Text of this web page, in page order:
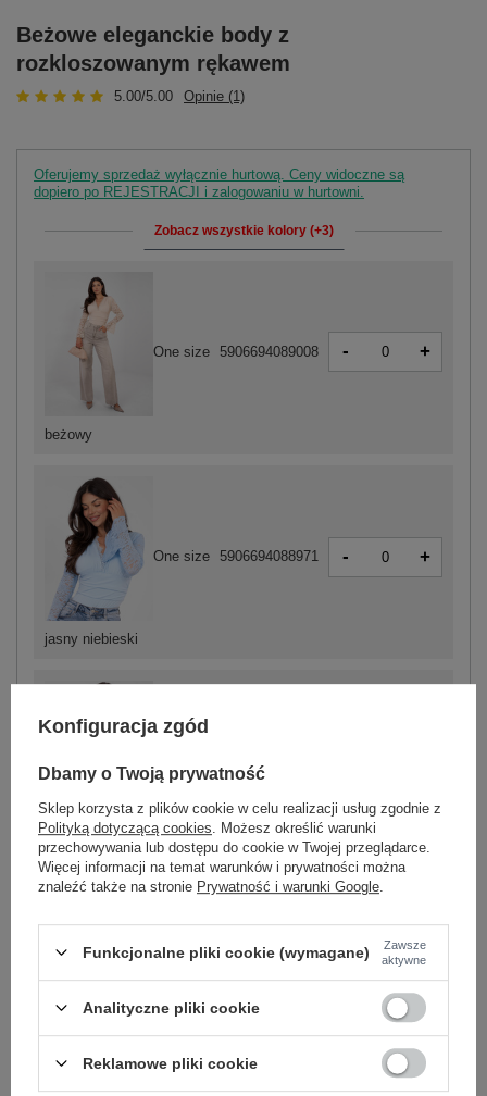
Beżowe eleganckie body z
rozkloszowanym rękawem
5.00/5.00 Opinie (1)
Oferujemy sprzedaż wyłącznie hurtową. Ceny widoczne są
dopiero po REJESTRACJI i zalogowaniu w hurtowni.
Zobacz wszystkie kolory (+3)
jasny niebieski
One size 5906694088971 - +
miętowy
beżowy
One size 5906694089008 - +
ZALOGUJ SIĘ I ZOBACZ CENĘ
Masz pytanie? Chętnie pomożemy.
Zadzwoń+48 601 547 740 Zadaj pytanie
Konfiguracja zgód
Dbamy o Twoją prywatność
Sklep korzysta z plików cookie w celu realizacji usług zgodnie z
Polityką dotyczącą cookies . Możesz określić warunki
przechowywania lub dostępu do cookie w Twojej przeglądarce.
Więcej informacji na temat warunków i prywatności można
znaleźć także na stronie Prywatność i warunki Google
Funkcjonalne pliki cookie (wymagane)
Zawsze
aktywne
Analityczne pliki cookie
Reklamowe pliki cookie